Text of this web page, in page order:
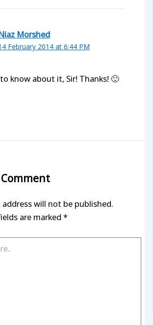
Morshed
February 2014 at 6:44 PM
know about it, Sir! Thanks! 🙂
Comment
address will not be published.
are marked *